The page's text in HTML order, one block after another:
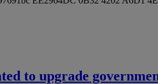
to upgrade